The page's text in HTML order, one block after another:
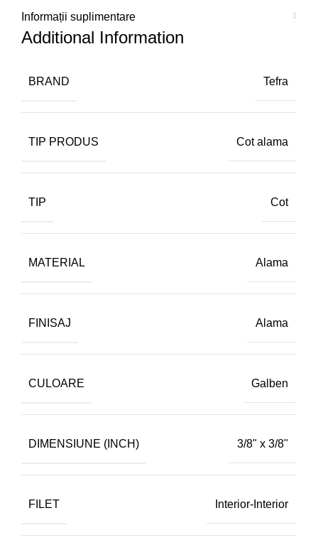
Informații suplimentare
Additional Information
BRAND Tefra
TIP PRODUS Cot alama
TIP Cot
MATERIAL Alama
FINISAJ Alama
CULOARE Galben
DIMENSIUNE (INCH) 3/8" x 3/8"
FILET Interior-Interior